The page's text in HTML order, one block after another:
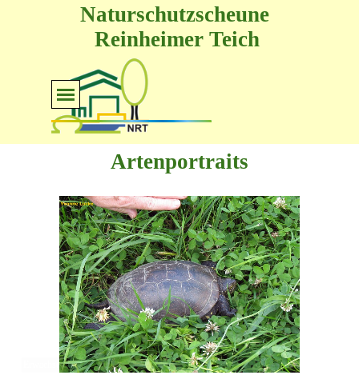
Direkt zum Seiteninhalt
Menü überspringen
Naturschutzscheune
Reinheimer Teich
Artenportraits
Erwachsene Sumpfschildkröte